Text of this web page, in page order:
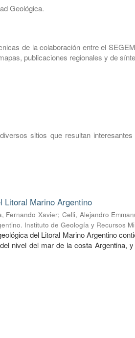
Geológica.
de la colaboración entre el
publicaciones regionales y de
sitios que resultan
Litoral Marino Argentino
Fernando Xavier; Celli, Alejandro
Instituto de Geología y Recursos
del Litoral Marino Argentino
nivel del mar de la costa Argentina,